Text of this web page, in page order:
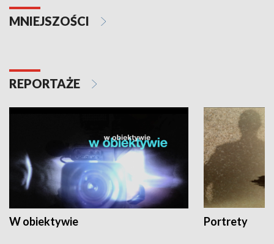
MNIEJSZOŚCI
REPORTAŻE
W obiektywie Portrety